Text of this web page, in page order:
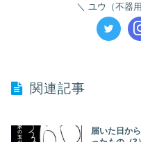
ユウ（不器
関連記事
届いた日か